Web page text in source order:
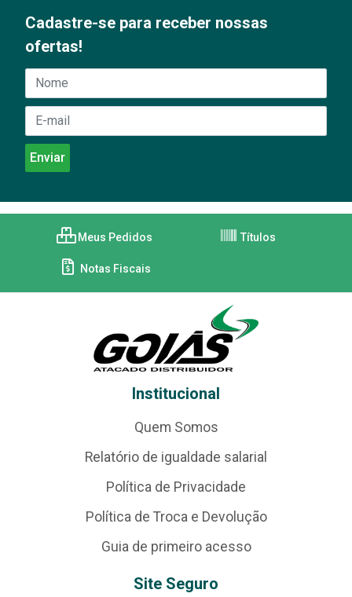
Cadastre-se para receber nossas
ofertas!
Meus Pedidos Títulos
Notas Fiscais
Institucional
Quem Somos
Relatório de igualdade salarial
Política de Privacidade
Política de Troca e Devolução
Guia de primeiro acesso
Site Seguro